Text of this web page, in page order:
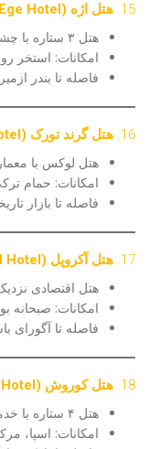
15. هتل اژه (Ege Hotel)
هتل ۳ ستاره با چشم‌انداز دریای اژه.
امکانات: استخر
فاصله تا بندر ازمیر: ۸
16. هتل گرند تورک (Grand Turk Hotel)
هتل لوکس با
امکانات: حمام
فاصله تا بازار تاریخی
17. هتل آکروپل (Acropol Hotel)
هتل اقتصادی
امکانات: صبحانه
فاصله تا آگورای باستانی: ۱۲
18. هتل کوروش (Korous Hotel)
هتل ۴ ستاره با خدمات مدرن و طراحی زیبا.
امکانات: اسپا،